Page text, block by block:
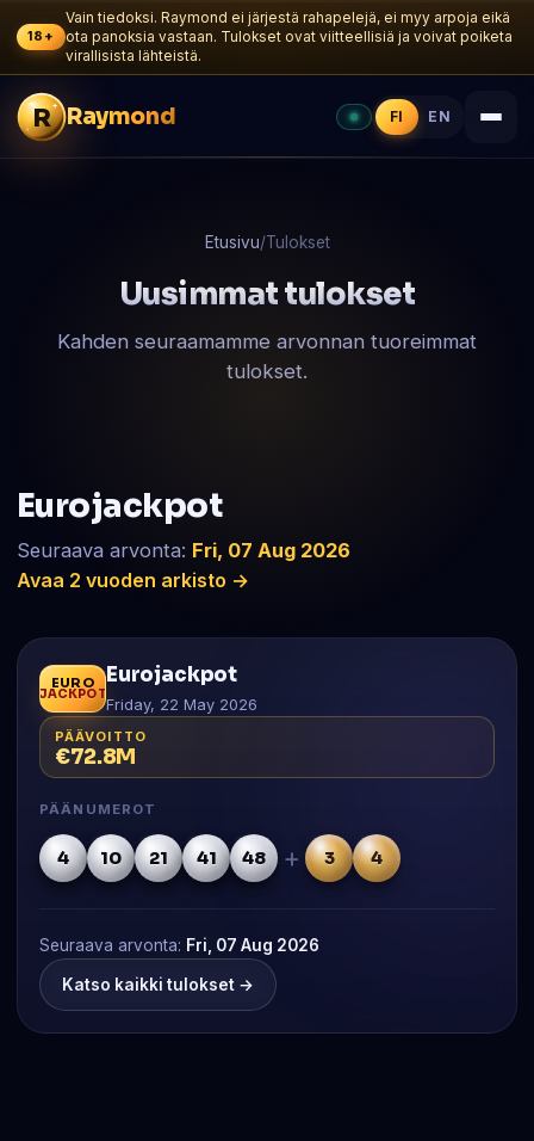
18+
Vain tiedoksi. Raymond ei järjestä rahapelejä, ei myy arpoja eikä
ota panoksia vastaan. Tulokset ovat viitteellisiä ja voivat poiketa
virallisista lähteistä.
R Raymond FI EN
Etusivu/Tulokset
Uusimmat tulokset
Kahden seuraamamme arvonnan tuoreimmat
tulokset.
Eurojackpot
Seuraava arvonta: Fri, 07 Aug 2026
Avaa 2 vuoden arkisto →
EURO
JACKPOT
Eurojackpot
Friday, 22 May 2026
PÄÄVOITTO
€72.8M
PÄÄNUMEROT
4 10 21 41 48 + 3 4
Seuraava arvonta: Fri, 07 Aug 2026
Katso kaikki tulokset →